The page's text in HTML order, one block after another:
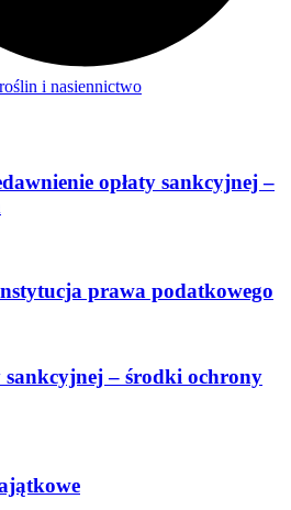
i nasiennictwo
opłaty sankcyjnej –
prawa podatkowego
sankcyjnej – środki ochrony